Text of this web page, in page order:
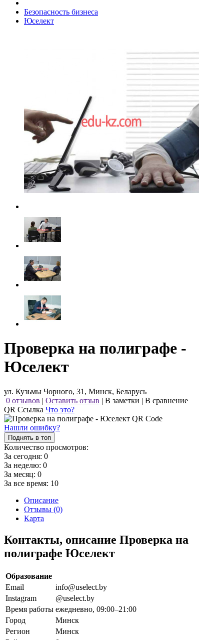
Безопасность бизнеса
Юселект
Проверка на полиграфе -
Юселект
ул. Кузьмы Чорного, 31, Минск, Беларусь
0 отзывов | Оставить отзыв | В заметки | В сравнение
QR Ссылка Что это?
Нашли ошибку?
Поднять в топ
Количество просмотров:
За сегодня: 0
За неделю: 0
За месяц: 0
За все время: 10
Описание
Отзывы (0)
Карта
Контакты, описание Проверка на
полиграфе Юселект
Образование
Email
info@uselect.by
Instagram
@uselect.by
Время работы ежедневно, 09:00–21:00
Город
Минск
Регион
Минск